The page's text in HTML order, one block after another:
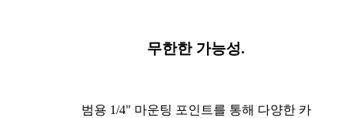
무한한 가능성.
범용 1/4" 마운팅 포인트를 통해 다양한 카